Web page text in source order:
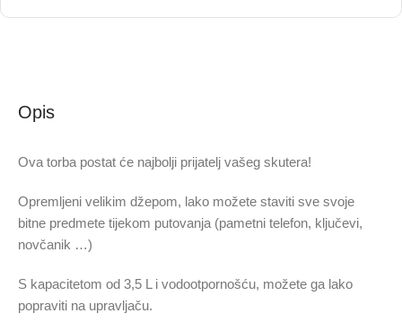
Opis
Ova torba postat će najbolji prijatelj vašeg skutera!
Opremljeni velikim džepom, lako možete staviti sve svoje
bitne predmete tijekom putovanja (pametni telefon, ključevi,
novčanik …)
S kapacitetom od 3,5 L i vodootpornošću, možete ga lako
popraviti na upravljaču.